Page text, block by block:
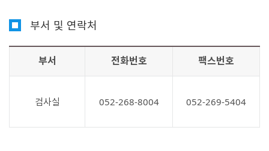
부서 및 연락처
부서 전화번호 팩스번호
검사실 052-268-8004 052-269-5404